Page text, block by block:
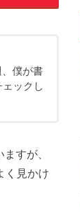
僕が書
ックし
すが、
く見かけ